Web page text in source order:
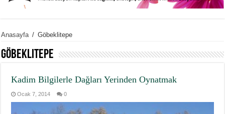
Anasayfa / Göbeklitepe
Göbeklitepe
Kadim Bilgilerle Dağları Yerinden Oynatmak
Ocak 7, 2014 0